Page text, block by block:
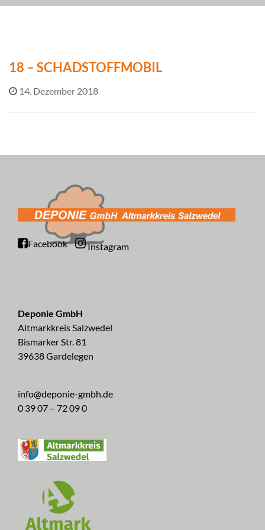
18 – SCHADSTOFFMOBIL
14. Dezember 2018
Facebook Instagram
Deponie GmbH
Altmarkkreis Salzwedel
Bismarker Str. 81
39638 Gardelegen
info@deponie-gmbh.de
0 39 07 – 72 09 0